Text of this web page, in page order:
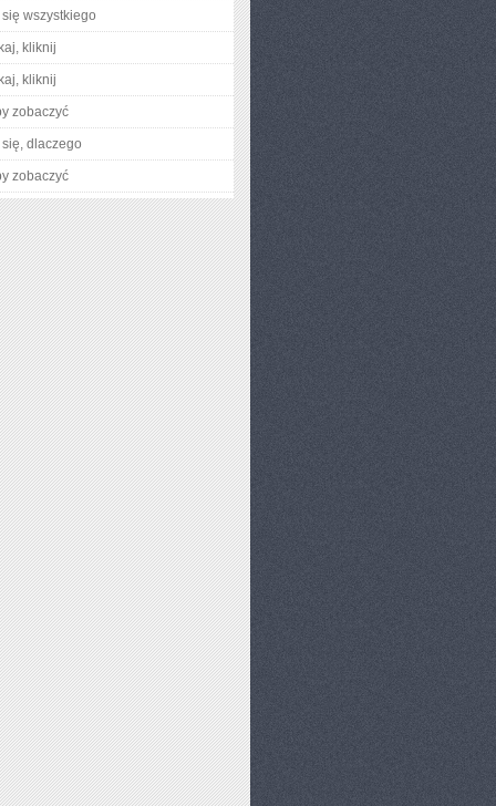
wszystkiego
kliknij
kliknij
zobaczyć
dlaczego
zobaczyć